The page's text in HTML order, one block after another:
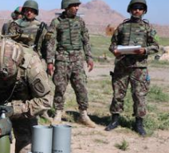
scrivono i media egiziani, ha
e militari.